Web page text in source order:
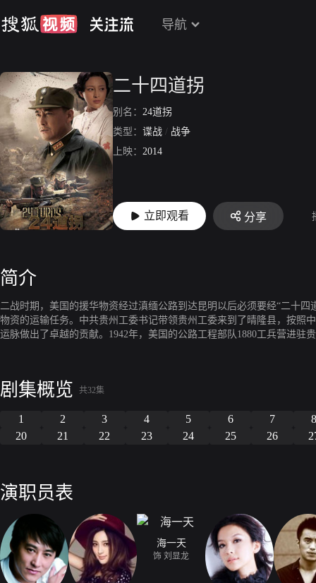
导航
二十四道拐
别名： 24道拐
类型： 谍战 / 战争
上映： 2014
立即观看 分享
简介
二战时期，美国的援华物资经过滇缅公路到达昆明以后必须要经“二十
物资的运输任务。中共贵州工委书记带领贵州工委来到了晴隆县，按照
运脉做出了卓越的贡献。1942年，美国的公路工程部队1880工兵营进驻
剧集概览 共32集
1 2 3 4 5 6 7
20
21 22 23 24 25 26
演职员表
海一天
饰 刘显龙